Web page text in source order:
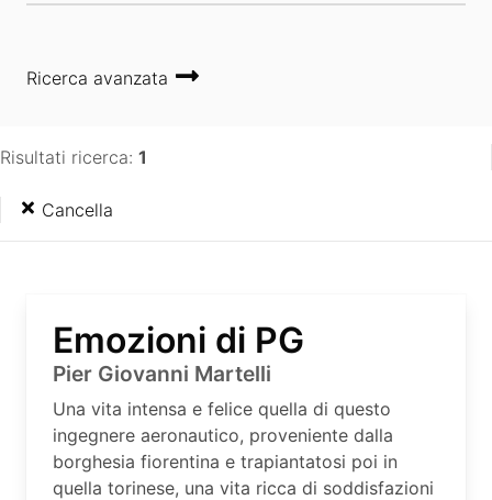
Ricerca avanzata
Risultati ricerca: 1
Cancella
Emozioni di PG
Pier Giovanni Martelli
Una vita intensa e felice quella di questo
ingegnere aeronautico, proveniente dalla
borghesia fiorentina e trapiantatosi poi in
quella torinese, una vita ricca di soddisfazioni